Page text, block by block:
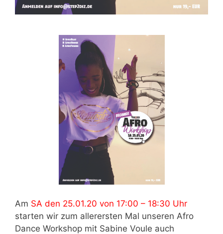
Am SA den 25.01.20 von 17:00 – 18:30 Uhr
starten wir zum allerersten Mal unseren Afro
Dance Workshop mit Sabine Voule auch